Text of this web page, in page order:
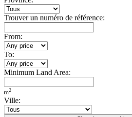
Trouver un numéro de référence:
From:
To:
Minimum Land Area:
m2
Ville: